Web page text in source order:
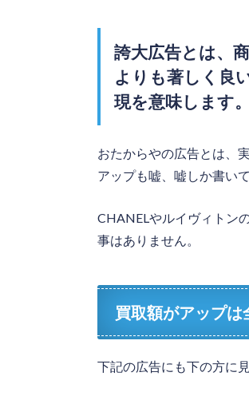
誇大広告とは、
よりも著しく良
現を意味します。
おたからやの広告とは、
アップも嘘、嘘しか書いて
CHANELやルイヴィトン
事はありません。
買取額がアップは
下記の広告にも下の方に